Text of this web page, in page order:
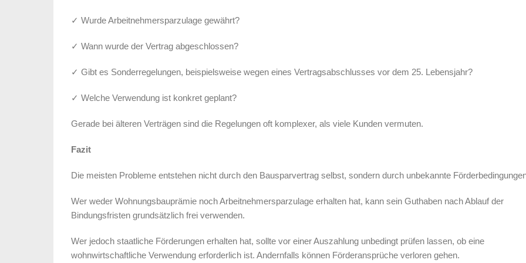
✓ Wurde Arbeitnehmersparzulage gewährt?
✓ Wann wurde der Vertrag abgeschlossen?
✓ Gibt es Sonderregelungen, beispielsweise wegen eines Vertragsabschlusses vor dem 25. Lebensjahr?
✓ Welche Verwendung ist konkret geplant?
Gerade bei älteren Verträgen sind die Regelungen oft komplexer, als viele Kunden vermuten.
Fazit
Die meisten Probleme entstehen nicht durch den Bausparvertrag selbst, sondern durch unbekannte
Wer weder Wohnungsbauprämie noch Arbeitnehmersparzulage erhalten hat, kann sein Guthaben nach Ablauf der
Bindungsfristen grundsätzlich frei verwenden.
Wer jedoch staatliche Förderungen erhalten hat, sollte vor einer Auszahlung unbedingt prüfen lassen, ob eine
wohnwirtschaftliche Verwendung erforderlich ist. Andernfalls können Förderansprüche verloren gehen.